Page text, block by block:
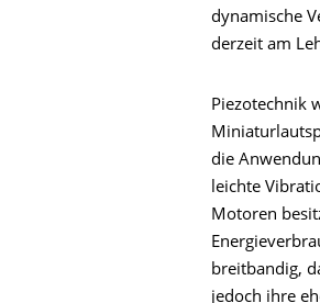
dynamische
derzeit am
Piezotechnik
die
leichte
Motoren
breitbandig,
jedoch ihre